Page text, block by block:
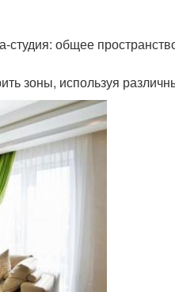
студия: общее
зоны, используя